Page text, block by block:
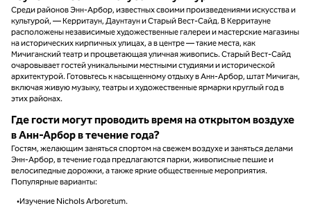
Среди районов Энн-Арбор, известных своими произведениями искусства и
культурой, — Керритаун, Даунтаун и Старый Вест-Сайд. В Керритауне
расположены независимые художественные галереи и мастерские магазины
на исторических кирпичных улицах, а в центре — такие места, как
Мичиганский театр и процветающая уличная живопись. Старый Вест-Сайд
очаровывает гостей уникальными местными студиями и исторической
архитектурой. Готовьтесь к насыщенному отдыху в Анн-Арбор, штат Мичиган,
включая живую музыку, театры и художественные ярмарки круглый год в
этих районах.
Где гости могут проводить время на открытом воздухе
в Анн-Арбор в течение года?
Гостям, желающим заняться спортом на свежем воздухе и заняться делами
Энн-Арбор, в течение года предлагаются парки, живописные пешие и
велосипедные дорожки, а также яркие общественные мероприятия.
Популярные варианты:
•Изучение Nichols Arboretum.